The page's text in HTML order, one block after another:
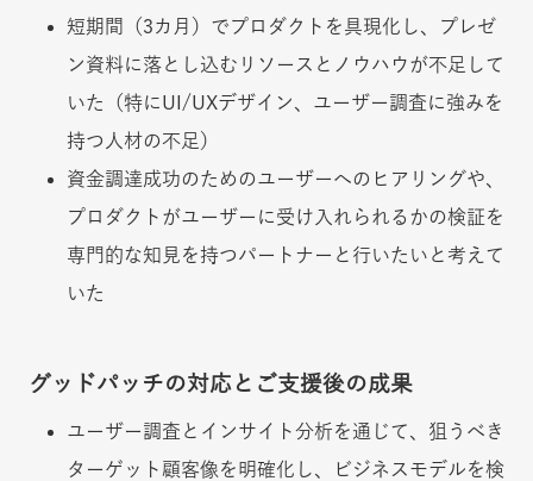
短期間（3カ月）でプロダクトを具現化し、プレゼ
ン資料に落とし込むリソースとノウハウが不足して
いた（特にUI/UXデザイン、ユーザー調査に強みを
持つ人材の不足）
資金調達成功のためのユーザーへのヒアリングや、
プロダクトがユーザーに受け入れられるかの検証を
専門的な知見を持つパートナーと行いたいと考えて
いた
グッドパッチの対応とご支援後の成果
ユーザー調査とインサイト分析を通じて、狙うべき
ターゲット顧客像を明確化し、ビジネスモデルを検